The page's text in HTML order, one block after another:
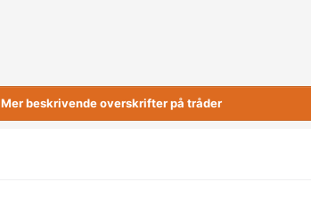
Mer beskrivende overskrifter på tråder